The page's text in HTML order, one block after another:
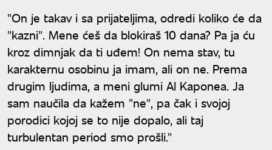
"On je takav i sa prijateljima, odredi koliko će da
"kazni". Mene ćeš da blokiraš 10 dana? Pa ja ću
kroz dimnjak da ti uđem! On nema stav, tu
karakternu osobinu ja imam, ali on ne. Prema
drugim ljudima, a meni glumi Al Kaponea. Ja
sam naučila da kažem "ne", pa čak i svojoj
porodici kojoj se to nije dopalo, ali taj
turbulentan period smo prošli."